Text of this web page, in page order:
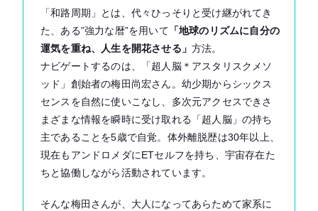
「和路周期」とは、代々ひっそりと受け継がれてき
た、ある”強力な暦”を用いて 「地球のリズムに自分の
運気を重ね、人生を開花させる」 方法。
ナビゲートするのは、「超人脳＊アスタリスクメソ
ッド」創始者の梅田尚宏さん。幼少期からシックス
センスを自然に使いこなし、多次元アクセスできさ
まざまな情報を瞬時に受け取れる「超人脳」の持ち
主であることを5歳で自覚。体外離脱歴は30年以上、
現在もアンドロメダにETセルフを持ち、宇宙存在た
ちと協働しながら活動されています。
そんな梅田さんが、大人になってあらためて家系に